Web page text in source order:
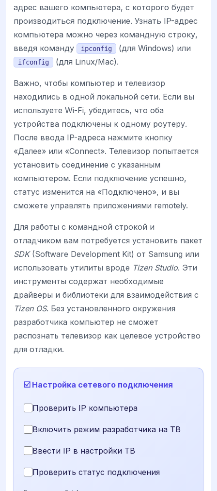
адрес вашего компьютера, с которого будет
производиться подключение. Узнать IP-адрес
компьютера можно через командную строку,
введя команду
ipconfig (для Windows) или
ifconfig (для Linux/Mac).
Важно, чтобы компьютер и телевизор
находились в одной локальной сети. Если вы
используете Wi-Fi, убедитесь, что оба
устройства подключены к одному роутеру.
После ввода IP-адреса нажмите кнопку
«Далее» или «Connect». Телевизор попытается
установить соединение с указанным
компьютером. Если подключение успешно,
статус изменится на «Подключено», и вы
сможете управлять приложениями remotely.
Для работы с командной строкой и
отладчиком вам потребуется установить пакет
SDK(Software Development Kit) от Samsung или
использовать утилиты вроде Tizen Studio. Эти
инструменты содержат необходимые
драйверы и библиотеки для взаимодействия с
Tizen OS. Без установленного окружения
разработчика компьютер не сможет
распознать телевизор как целевое устройство
для отладки.
☑️ Настройка сетевого подключения
Проверить IP компьютера
Включить режим разработчика на ТВ
Ввести IP в настройки ТВ
Проверить статус подключения